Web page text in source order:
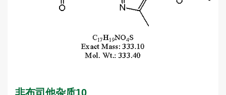
非布司他杂质10